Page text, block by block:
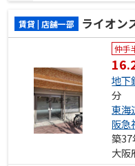
賃貸 | 店舗一部 ライオン
仲手
地下
分
東海
阪急
築
大阪